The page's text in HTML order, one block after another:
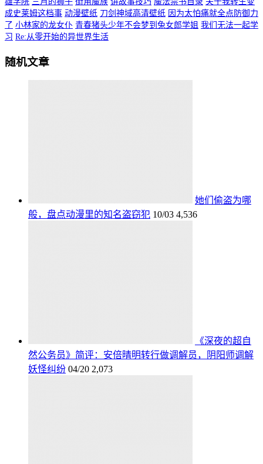
成史莱姆这档事 动漫壁纸 刀剑神域高清壁纸 因为太怕痛就全点防御力
了 小林家的龙女仆 青春猪头少年不会梦到兔女郎学姐 我们无法一起学
习 Re:从零开始的异世界生活
随机文章
她们偷盗为哪
般，盘点动漫里的知名盗窃犯 10/03 4,536
《深夜的超自
然公务员》简评：安倍晴明转行做调解员，阴阳师调解
妖怪纠纷 04/20 2,073